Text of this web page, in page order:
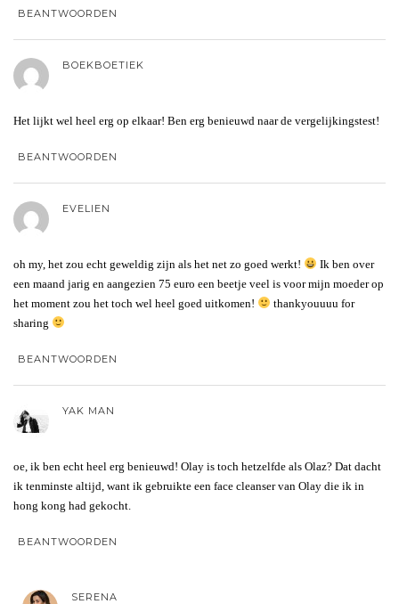
BEANTWOORDEN
BOEKBOETIEK
Het lijkt wel heel erg op elkaar! Ben erg benieuwd naar de vergelijkingstest!
BEANTWOORDEN
EVELIEN
oh my, het zou echt geweldig zijn als het net zo goed werkt!
Ik ben over
een maand jarig en aangezien 75 euro een beetje veel is voor mijn moeder op
het moment zou het toch wel heel goed uitkomen!
thankyouuuu for
sharing
BEANTWOORDEN
YAK MAN
oe, ik ben echt heel erg benieuwd! Olay is toch hetzelfde als Olaz? Dat dacht
ik tenminste altijd, want ik gebruikte een face cleanser van Olay die ik in
hong kong had gekocht.
BEANTWOORDEN
SERENA